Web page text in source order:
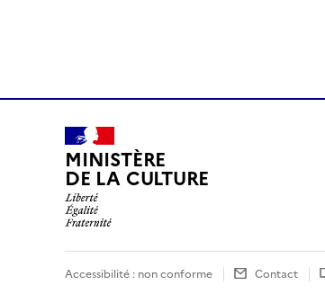
MINISTÈRE
DE LA CULTURE
Accessibilité : non conforme Contact